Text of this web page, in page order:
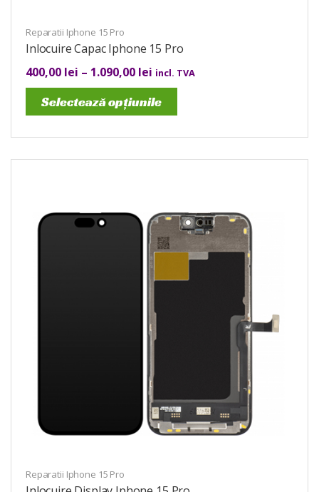
Reparatii Iphone 15 Pro
Inlocuire Capac Iphone 15 Pro
400,00 lei – 1.090,00 lei incl. TVA
Selectează opțiunile
Reparatii Iphone 15 Pro